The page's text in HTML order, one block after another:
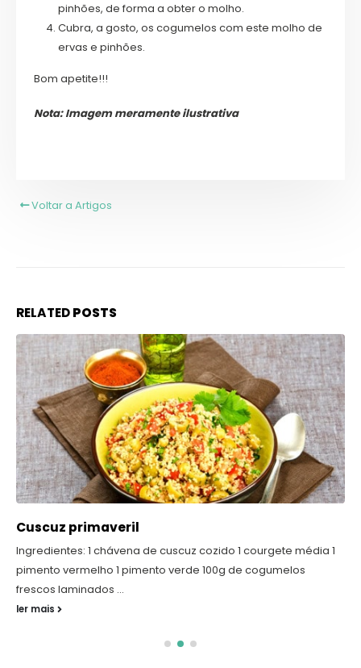
pinhões, de forma a obter o molho.
Cubra, a gosto, os cogumelos com este molho de
ervas e pinhões.
Bom apetite!!!
Nota: Imagem meramente ilustrativa
Voltar a Artigos
RELATEDPOSTS
Cuscuz primaveril
Ingredientes: 1 chávena de cuscuz cozido 1 courgete média 1
pimento vermelho 1 pimento verde 100g de cogumelos
frescos laminados ...
ler mais